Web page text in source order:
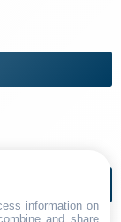
information on
and share